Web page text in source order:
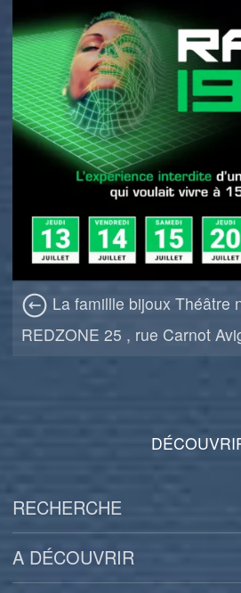
La famillle bijoux Théâtre
REDZONE 25 , rue Carnot
RECHERCHE
A DÉCOUVRIR